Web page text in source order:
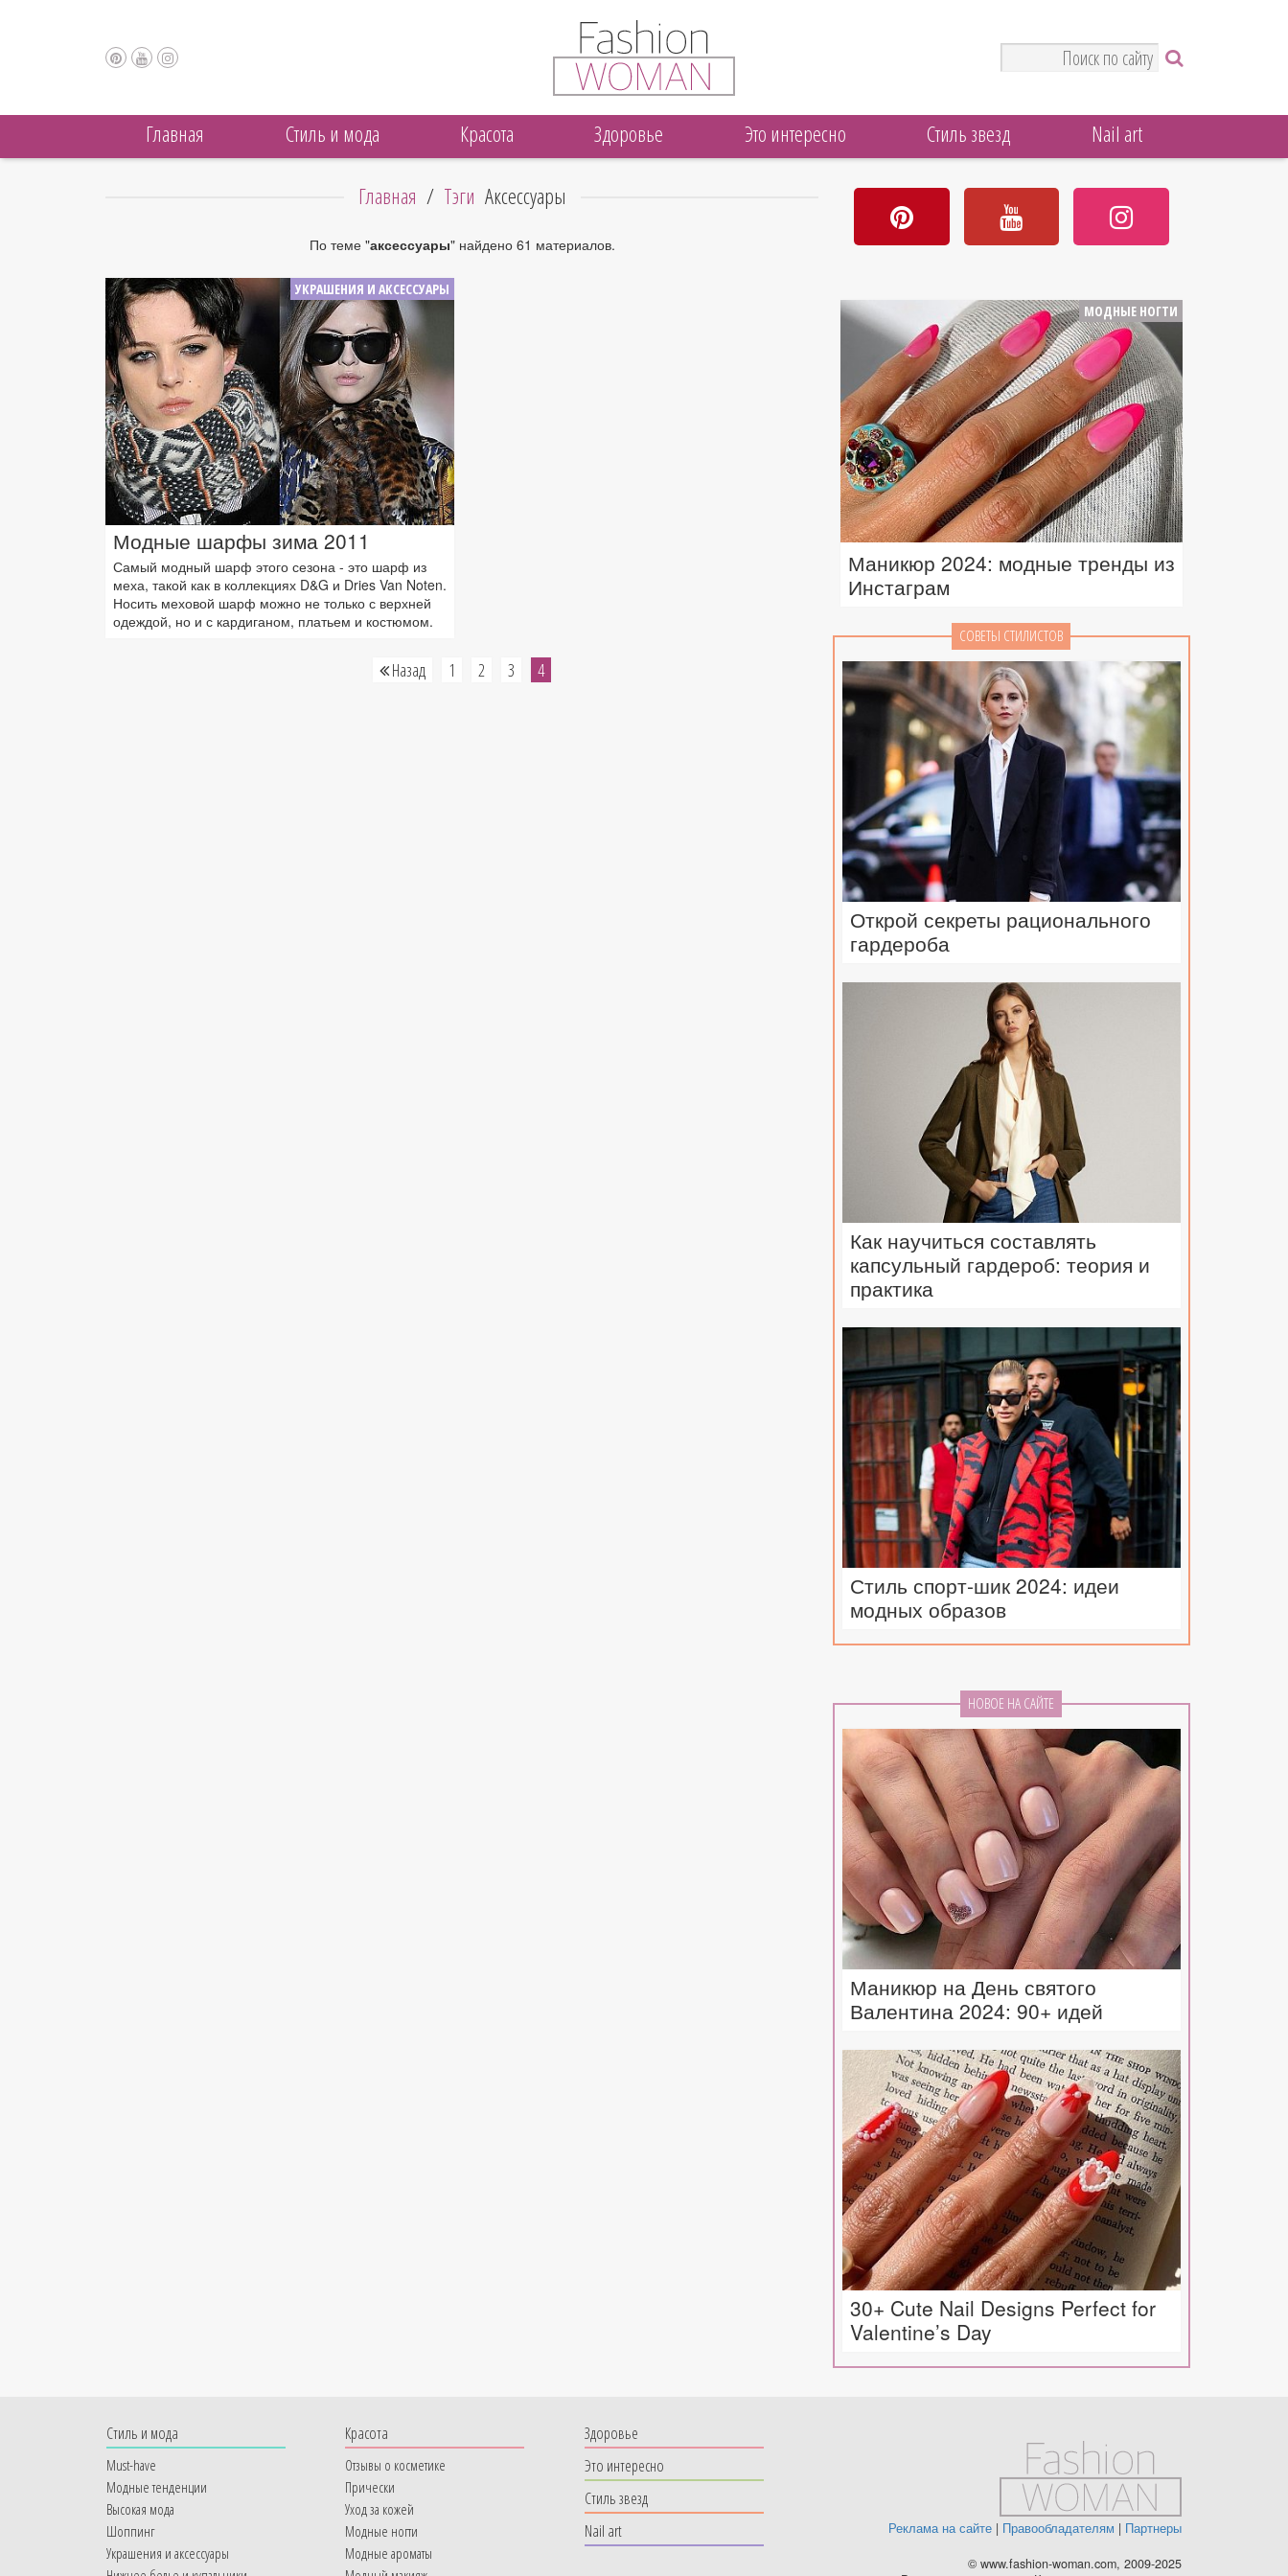
Главная Cтиль и мода Красота Здоровье Это интересно Стиль звезд Nail art
Главная / Тэги Аксессуары
По теме "аксессуары" найдено 61 материалов.
УКРАШЕНИЯ И АКСЕССУАРЫ
Модные шарфы зима 2011
Самый модный шарф этого сезона - это шарф из
меха, такой как в коллекциях D&G и Dries Van Noten.
Носить меховой шарф можно не только с верхней
одеждой, но и с кардиганом, платьем и костюмом.
Назад 1 2 3 4
МОДНЫЕ НОГТИ
Маникюр 2024: модные тренды из
Инстаграм
СОВЕТЫ СТИЛИСТОВ
Открой секреты рационального
гардероба
Как научиться составлять
капсульный гардероб: теория и
практика
Стиль спорт-шик 2024: идеи
модных образов
НОВОЕ НА САЙТЕ
Маникюр на День святого
Валентина 2024: 90+ идей
30+ Cute Nail Designs Perfect for
Valentine’s Day
Cтиль и мода
Must-have
Модные тенденции
Высокая мода
Шоппинг
Украшения и аксессуары
Красота
Отзывы о косметике
Прически
Уход за кожей
Модные ногти
Модные ароматы
Здоровье
Это интересно
Стиль звезд
Nail art
Реклама на сайте| Правообладателям | Партнеры
© www.fashion-woman.com, 2009-2025